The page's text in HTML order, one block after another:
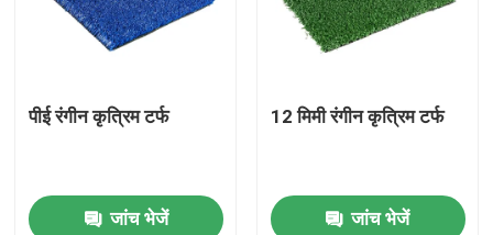
हमारे बारे में
पीई रंगीन कृत्रिम टर्फ
जांच भेजें
12 मिमी रंगीन कृत्रिम टर्फ
जांच भेजें